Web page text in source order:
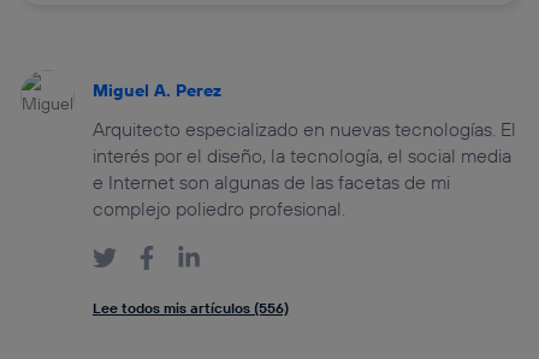
Miguel A. Perez
Arquitecto especializado en nuevas tecnologías. El
interés por el diseño, la tecnología, el social media
e Internet son algunas de las facetas de mi
complejo poliedro profesional.
Lee todos mis artículos (556)